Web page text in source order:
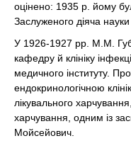
оцінено: 1935 р. йому
Заслуженого діяча
У 1926-1927 рр. М.М.
кафедру й клініку
медичного інституту.
ендокринологічною
лікувального
харчування, одним із
Мойсейович.